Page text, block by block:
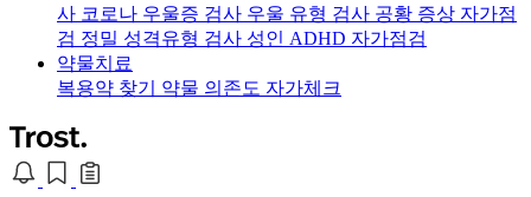
사 코로나 우울증 검사 우울 유형 검사 공황 증상 자가점
검 정밀 성격유형 검사 성인 ADHD 자가점검
약물치료
복용약 찾기 약물 의존도 자가체크